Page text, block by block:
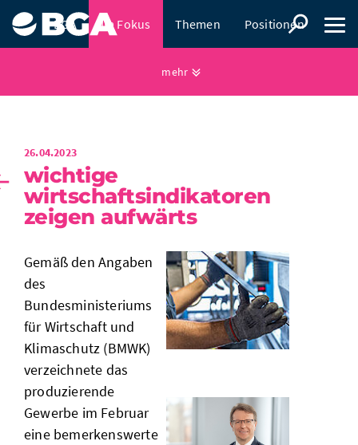
BGA Im Fokus
mehr
Themen Positionen
Presse
26.04.2023
wichtige
wirtschaftsindikatoren
zeigen aufwärts
Gemäß den Angaben
des
Bundesministeriums
für Wirtschaft und
Klimaschutz (BMWK)
verzeichnete das
produzierende
Gewerbe im Februar
eine bemerkenswerte